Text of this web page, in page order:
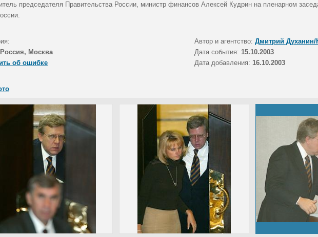
председателя Правительства России, министр финансов Алексей Кудрин на пленарном
Автор и агентство: Дмитрий
Россия, Москва Дата события: 15.10.2003
об ошибке
Дата добавления: 16.10.2003